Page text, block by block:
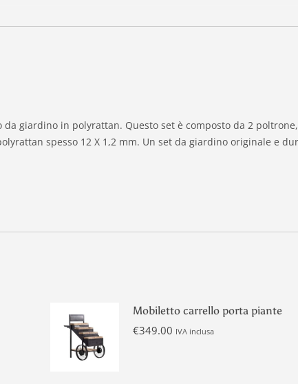
giardino in polyrattan. Questo set è composto da 2
spesso 12 X 1,2 mm. Un set da giardino originale e
Mobiletto carrello porta piante
€349.00 IVA inclusa